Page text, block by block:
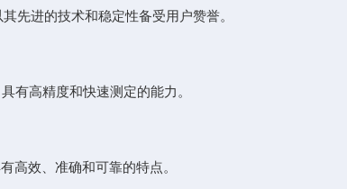
先进的技术和稳定性备受用户赞誉。
有高精度和快速测定的能力。
高效、准确和可靠的特点。